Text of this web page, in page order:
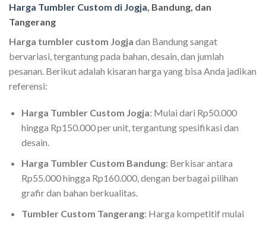
Harga Tumbler Custom di Jogja , Bandung, dan
Tangerang
Harga tumbler custom Jogja dan Bandung sangat
bervariasi, tergantung pada bahan, desain, dan jumlah
pesanan. Berikut adalah kisaran harga yang bisa Anda jadikan
referensi:
Harga Tumbler Custom Jogja: Mulai dari Rp50.000
hingga Rp150.000 per unit, tergantung spesifikasi dan
desain.
Harga Tumbler Custom Bandung: Berkisar antara
Rp55.000 hingga Rp160.000, dengan berbagai pilihan
grafir dan bahan berkualitas.
Tumbler Custom Tangerang: Harga kompetitif mulai